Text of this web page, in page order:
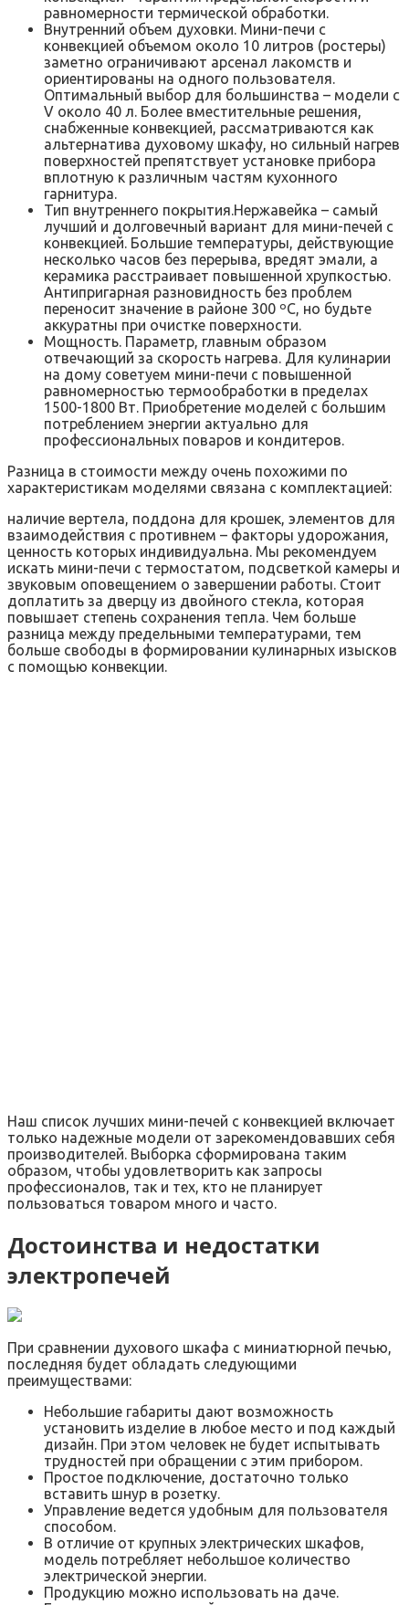
равномерности термической обработки.
Внутренний объем духовки. Мини-печи с
конвекцией объемом около 10 литров (ростеры)
заметно ограничивают арсенал лакомств и
ориентированы на одного пользователя.
Оптимальный выбор для большинства – модели с
V около 40 л. Более вместительные решения,
снабженные конвекцией, рассматриваются как
альтернатива духовому шкафу, но сильный нагрев
поверхностей препятствует установке прибора
вплотную к различным частям кухонного
гарнитура.
Тип внутреннего покрытия.Нержавейка – самый
лучший и долговечный вариант для мини-печей с
конвекцией. Большие температуры, действующие
несколько часов без перерыва, вредят эмали, а
керамика расстраивает повышенной хрупкостью.
Антипригарная разновидность без проблем
переносит значение в районе 300 ºC, но будьте
аккуратны при очистке поверхности.
Мощность. Параметр, главным образом
отвечающий за скорость нагрева. Для кулинарии
на дому советуем мини-печи с повышенной
равномерностью термообработки в пределах
1500-1800 Вт. Приобретение моделей с большим
потреблением энергии актуально для
профессиональных поваров и кондитеров.
Разница в стоимости между очень похожими по
характеристикам моделями связана с комплектацией:
наличие вертела, поддона для крошек, элементов для
взаимодействия с противнем – факторы удорожания,
ценность которых индивидуальна. Мы рекомендуем
искать мини-печи с термостатом, подсветкой камеры и
звуковым оповещением о завершении работы. Стоит
доплатить за дверцу из двойного стекла, которая
повышает степень сохранения тепла. Чем больше
разница между предельными температурами, тем
больше свободы в формировании кулинарных изысков
с помощью конвекции.
Наш список лучших мини-печей с конвекцией включает
только надежные модели от зарекомендовавших себя
производителей. Выборка сформирована таким
образом, чтобы удовлетворить как запросы
профессионалов, так и тех, кто не планирует
пользоваться товаром много и часто.
Достоинства и недостатки
электропечей
При сравнении духового шкафа с миниатюрной печью,
последняя будет обладать следующими
преимуществами:
Небольшие габариты дают возможность
установить изделие в любое место и под каждый
дизайн. При этом человек не будет испытывать
трудностей при обращении с этим прибором.
Простое подключение, достаточно только
вставить шнур в розетку.
Управление ведется удобным для пользователя
способом.
В отличие от крупных электрических шкафов,
модель потребляет небольшое количество
электрической энергии.
Продукцию можно использовать на даче.